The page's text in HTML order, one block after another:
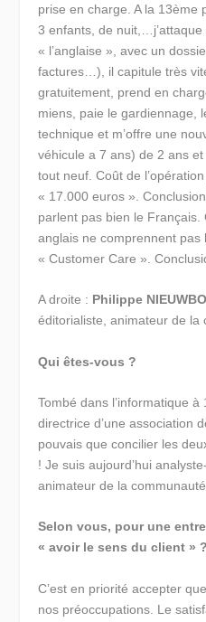
prise en charge. A la 13ème
3 enfants, de
« l’anglaise », avec un
factures…), il capitule très
gratuitement, prend en
miens, paie le gardiennage,
technique et m’offre une
véhicule a 7 ans) de 2 ans
tout neuf. Coût de
« 17.000 euros ».
parlent pas bien le Français.
anglais ne comprennent pas
« Customer Care ».
A droite : Philippe
éditorialiste, animateur de la
Qui êtes-vous ?
Tombé dans l’informatique
directrice d’une association
pouvais que concilier les
! Je suis aujourd’hui
animateur de la
Selon vous, pour une
« avoir le sens du client » ?
C’est en priorité accepter
nos préoccupations. Le